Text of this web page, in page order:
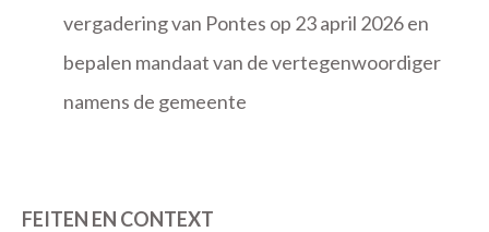
vergadering van Pontes op 23 april 2026 en
bepalen mandaat van de vertegenwoordiger
namens de gemeente
FEITEN EN CONTEXT